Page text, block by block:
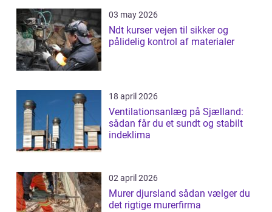
03 may 2026
Ndt kurser vejen til sikker og
pålidelig kontrol af materialer
18 april 2026
Ventilationsanlæg på Sjælland:
sådan får du et sundt og stabilt
indeklima
02 april 2026
Murer djursland sådan vælger du
det rigtige murerfirma